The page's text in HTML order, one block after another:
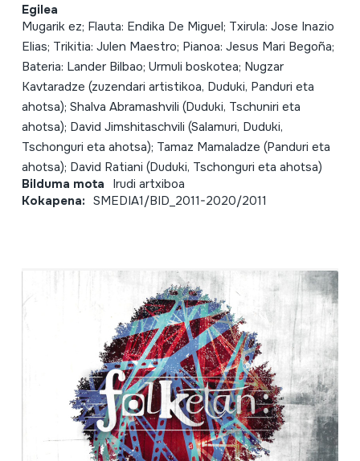
Egilea
Mugarik ez; Flauta: Endika De Miguel; Txirula: Jose Inazio
Elias; Trikitia: Julen Maestro; Pianoa: Jesus Mari Begoña;
Bateria: Lander Bilbao; Urmuli boskotea; Nugzar
Kavtaradze (zuzendari artistikoa, Duduki, Panduri eta
ahotsa); Shalva Abramashvili (Duduki, Tschuniri eta
ahotsa); David Jimshitaschvili (Salamuri, Duduki,
Tschonguri eta ahotsa); Tamaz Mamaladze (Panduri eta
ahotsa); David Ratiani (Duduki, Tschonguri eta ahotsa)
Bilduma mota Irudi artxiboa
Kokapena: SMEDIA1/BID_2011-2020/2011